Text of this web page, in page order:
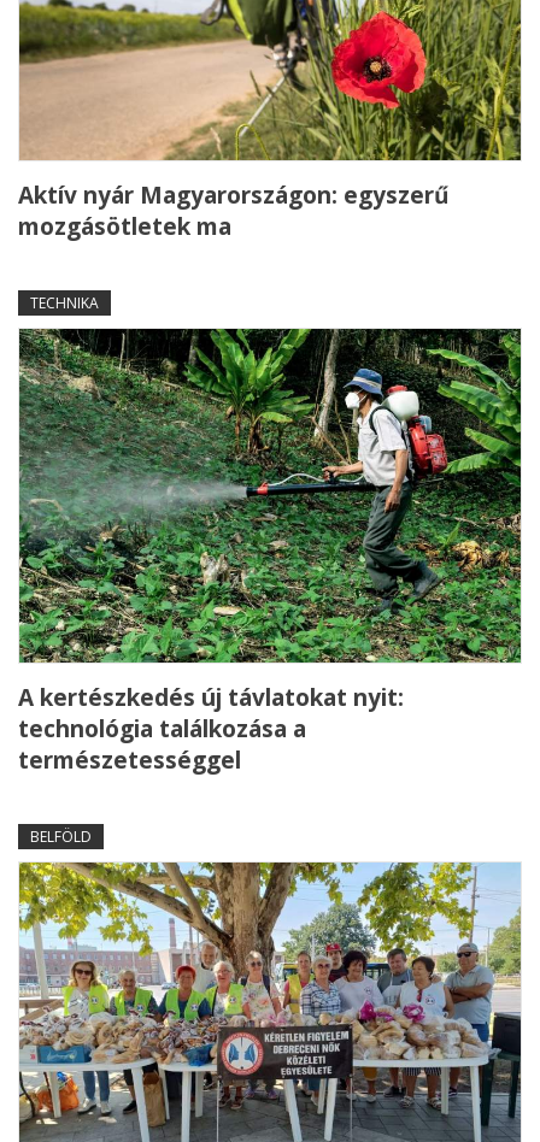
Aktív nyár Magyarországon: egyszerű
mozgásötletek ma
TECHNIKA
A kertészkedés új távlatokat nyit:
technológia találkozása a
természetességgel
BELFÖLD